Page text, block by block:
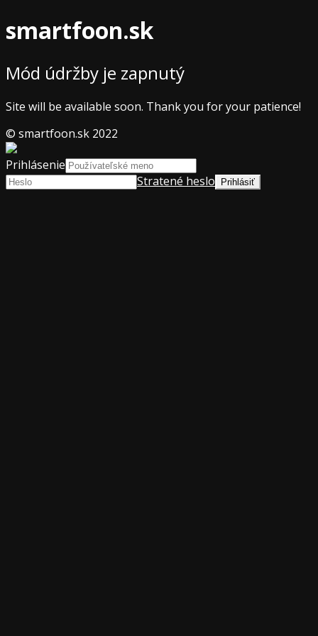
smartfoon.sk
Mód údržby je zapnutý
Site will be available soon. Thank you for your patience!
© smartfoon.sk 2022
Prihlásenie
Stratené heslo